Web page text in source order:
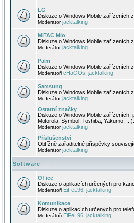
LG
Diskuze o Windows Mobile zařízeních
Moderátorjacktalking
MiTAC Mio
Diskuze o Windows Mobile zařízeních
Moderátorjacktalking
Palm
Diskuze o Windows Mobile zařízeních
Moderátoři cHaOOs jacktalking
Samsung
Diskuze o Windows Mobile zařízeních
Moderátorjacktalking
Ostatní značky
Diskuze o Windows Mobile zařízeních,
Motorola, Symbol, Toshiba, Yakumo, ...).
Moderátorjacktalking
Příslušenství
Obtížně zařaditelné příspěvky
Moderátorjacktalking
Software
Office
Diskuze o aplikacích určených pro
Moderátoři EiFeL96 jacktalking
Komunikace
Diskuze o aplikacích určených pro
Moderátoři EiFeL96 jacktalking